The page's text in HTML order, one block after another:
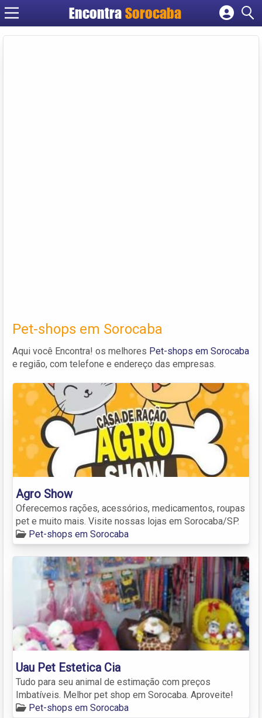
EncontraSorocaba
Cadastrar empresa
Pet-shops em Sorocaba
Aqui você Encontra! os melhores Pet-shops em Sorocaba
e região, com telefone e endereço das empresas.
Agro Show
Oferecemos rações, acessórios, medicamentos, roupas
pet e muito mais. Visite nossas lojas em Sorocaba/SP.
Pet-shops em Sorocaba
Uau Pet Estetica Cia
Tudo para seu animal de estimação com preços
Imbatíveis. Melhor pet shop em Sorocaba. Aproveite!
Pet-shops em Sorocaba